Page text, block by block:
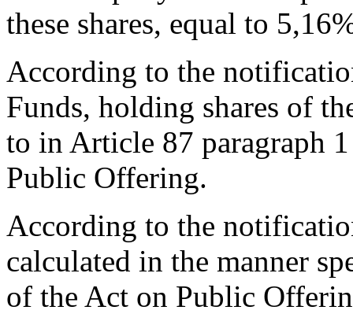
these shares, equal to
According to the
Funds, holding shares of
to in Article 87 paragraph
Public Offering.
According to the
calculated in the manner
of the Act on Public